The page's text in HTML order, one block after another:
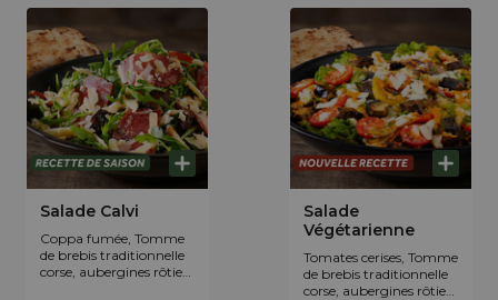
multifeuilles ou
roquette au choix.
Accompagnée d'un
pain focaccia maison.
roquette au choix.
Accompagnée d'un
pain focaccia maison.
Salade Calvi
Coppa fumée, Tomme
de brebis traditionnelle
corse, aubergines rôties,
Salade
Végétarienne
Tomates cerises, Tomme
de brebis traditionnelle
corse, aubergines rôties,